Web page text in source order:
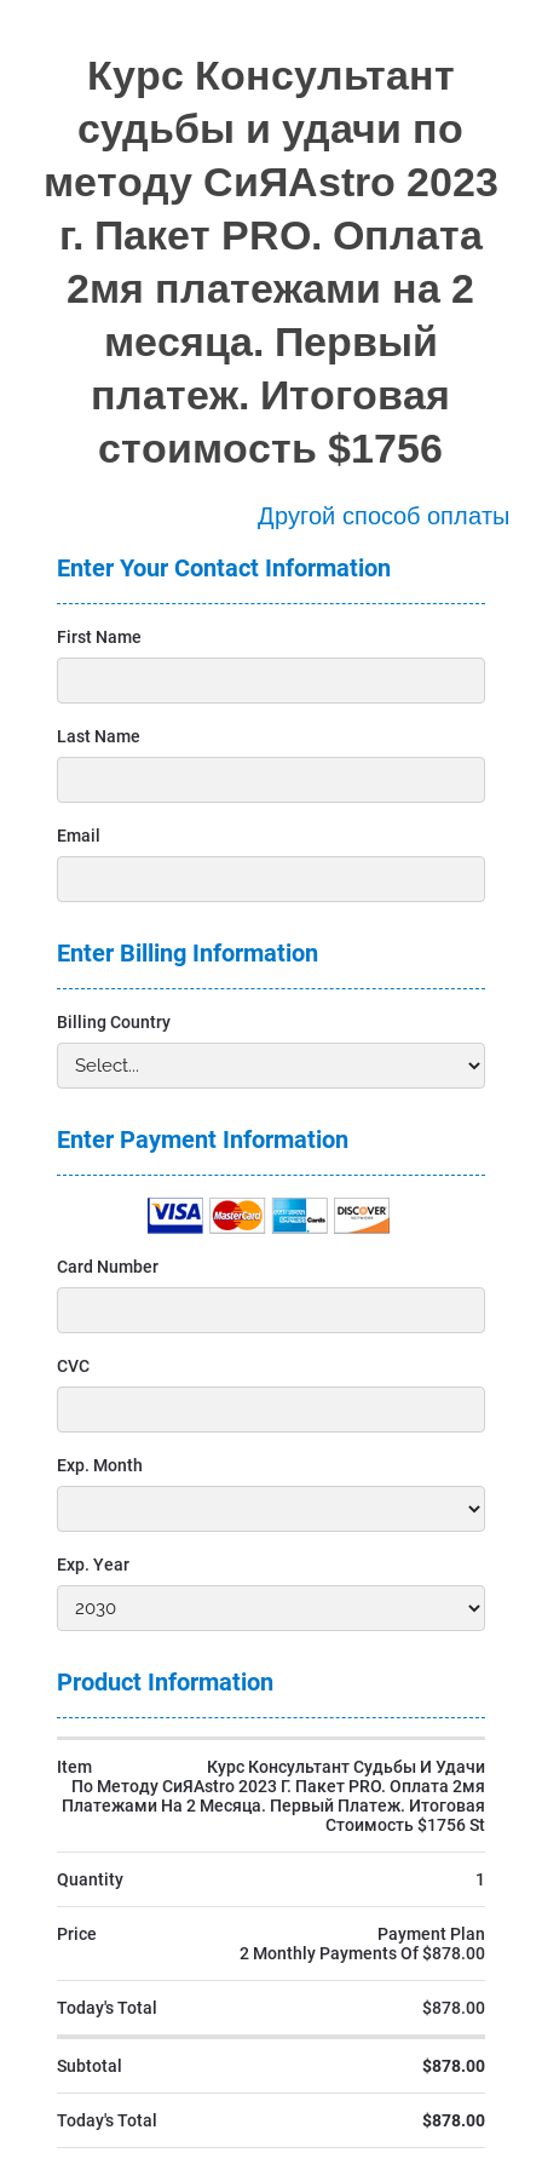
Курс Консультант
судьбы и удачи по
методу СиЯAstro 2023
г. Пакет PRO. Оплата
2мя платежами на 2
месяца. Первый
платеж. Итоговая
стоимость $1756
Другой способ оплаты